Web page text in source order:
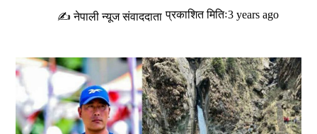
✍ नेपाली न्यूज संवाददाता प्रकाशित मितिः3 years ago